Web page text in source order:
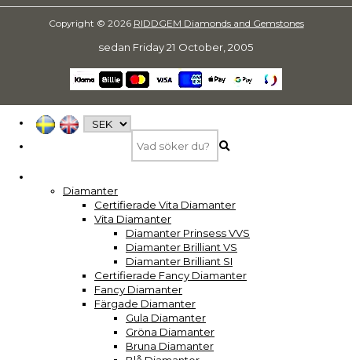
Copyright © 2026 RIDDGEM Diamonds and Gemstones
sedan Friday 21 October, 2005
Diamanter
Certifierade Vita Diamanter
Vita Diamanter
Diamanter Prinsess VVS
Diamanter Brilliant VS
Diamanter Brilliant SI
Certifierade Fancy Diamanter
Fancy Diamanter
Färgade Diamanter
Gula Diamanter
Gröna Diamanter
Bruna Diamanter